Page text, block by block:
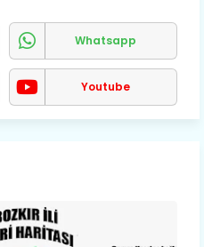
Whatsapp
Youtube